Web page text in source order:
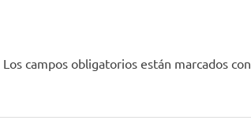
Los campos obligatorios están marcados con